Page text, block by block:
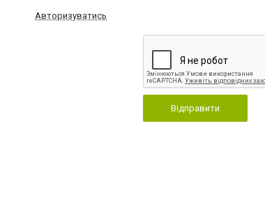
Авторизуватись
Відправити